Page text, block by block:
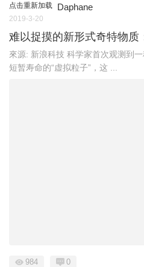
点击重新加载 Daphane
2019-3-20
难以捉摸的新形式奇特物质
來源: 新浪科技 科学家首次观测到
短暂寿命的“虚拟粒子”，这 ...
984 0